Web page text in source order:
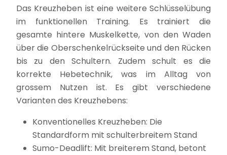
Das Kreuzheben ist eine weitere Schlüsselübung
im funktionellen Training. Es trainiert die
gesamte hintere Muskelkette, von den Waden
über die Oberschenkelrückseite und den Rücken
bis zu den Schultern. Zudem schult es die
korrekte Hebetechnik, was im Alltag von
grossem Nutzen ist. Es gibt verschiedene
Varianten des Kreuzhebens:
Konventionelles Kreuzheben: Die
Standardform mit schulterbreitem Stand
Sumo-Deadlift: Mit breiterem Stand, betont